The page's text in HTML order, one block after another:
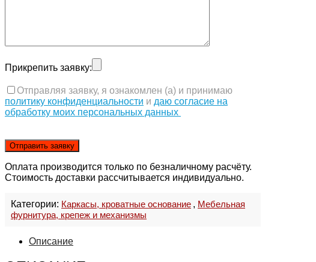
Прикрепить заявку:
Отправляя заявку, я ознакомлен (а) и принимаю
политику конфиденциальности и даю согласие на
обработку моих персональных данных
Оплата производится только по безналичному расчёту.
Стоимость доставки рассчитывается индивидуально.
Категории: Каркасы, кроватные основание , Мебельная
фурнитура, крепеж и механизмы
Описание